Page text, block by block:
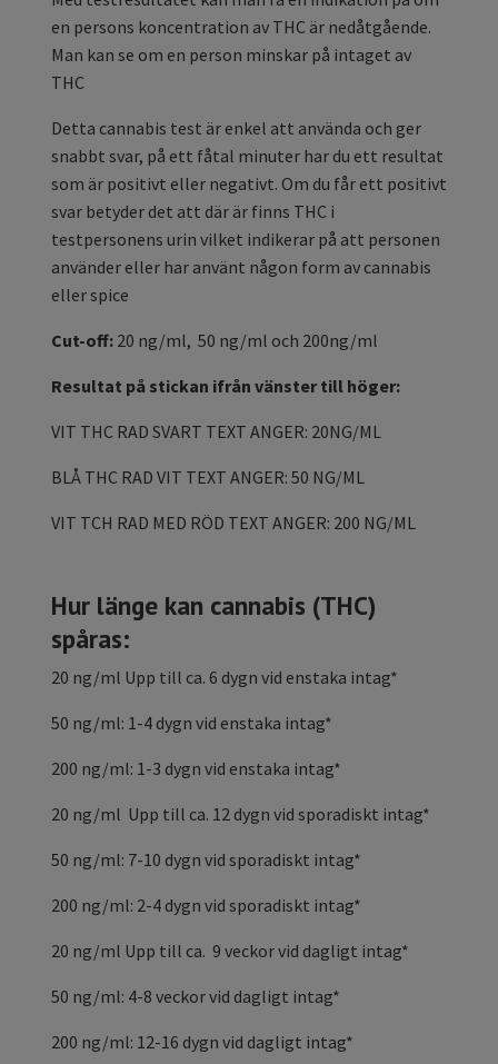
en persons koncentration av THC är nedåtgående.
Man kan se om en person minskar på intaget av
THC
Detta cannabis test är enkel att använda och ger
snabbt svar, på ett fåtal minuter har du ett resultat
som är positivt eller negativt. Om du får ett positivt
svar betyder det att där är finns THC i
testpersonens urin vilket indikerar på att personen
använder eller har använt någon form av cannabis
eller spice
Cut-off: 20 ng/ml, 50 ng/ml och 200ng/ml
Resultat på stickan ifrån vänster till höger:
VIT THC RAD SVART TEXT ANGER: 20NG/ML
BLÅ THC RAD VIT TEXT ANGER: 50 NG/ML
VIT TCH RAD MED RÖD TEXT ANGER: 200 NG/ML
Hur länge kan cannabis (THC)
spåras:
20 ng/ml Upp till ca. 6 dygn vid enstaka intag*
50 ng/ml: 1-4 dygn vid enstaka intag*
200 ng/ml: 1-3 dygn vid enstaka intag*
20 ng/ml Upp till ca. 12 dygn vid sporadiskt intag*
50 ng/ml: 7-10 dygn vid sporadiskt intag*
200 ng/ml: 2-4 dygn vid sporadiskt intag*
20 ng/ml Upp till ca. 9 veckor vid dagligt intag*
50 ng/ml: 4-8 veckor vid dagligt intag*
200 ng/ml: 12-16 dygn vid dagligt intag*